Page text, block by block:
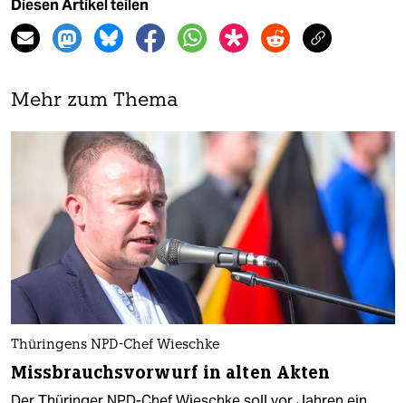
Diesen Artikel teilen
Mehr zum Thema
Thüringens NPD-Chef Wieschke
Missbrauchsvorwurf in alten Akten